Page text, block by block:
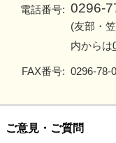
電話番号: 0296-
(友部・
内からは
FAX番号: 0296-78-
ご意見・ご質問